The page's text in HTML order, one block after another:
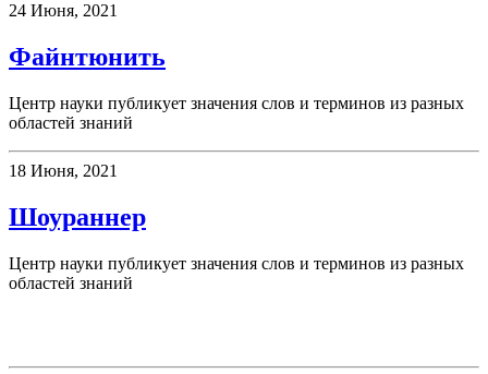
24 Июня, 2021
Файнтюнить
Центр науки публикует значения слов и терминов из разных
областей знаний
18 Июня, 2021
Шоураннер
Центр науки публикует значения слов и терминов из разных
областей знаний